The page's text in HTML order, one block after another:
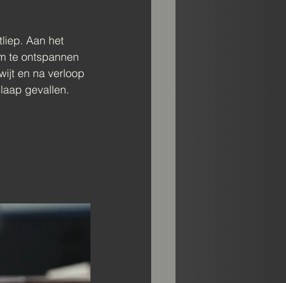
Aan het
te ontspannen
en na verloop
gevallen.